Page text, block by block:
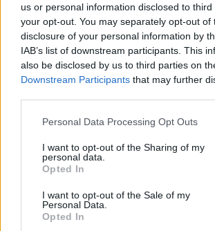
us or personal information disclosed to
your opt-out. You may separately opt-out of
disclosure of your personal information by
IAB’s list of downstream participants. This
also be disclosed by us to third parties on
Downstream Participants that may further
Personal Data Processing Opt Outs
I want to opt-out of the Sharing of my
personal data.
Opted In
I want to opt-out of the Sale of my
Personal Data.
Opted In
Dėl „čekiukų“ skandalo dar vienas kirtis
Landsbergiui: primena – įrodymų dėl
pripažino neturįs
Laidos | 24/7
susiklosčiusioje situacijoje premjerės
Žinios | Lietuvos diena
I. Šimonytei prakalbus apie perpaustą
atsistatydinimo – S. Skvernelio kirtis: